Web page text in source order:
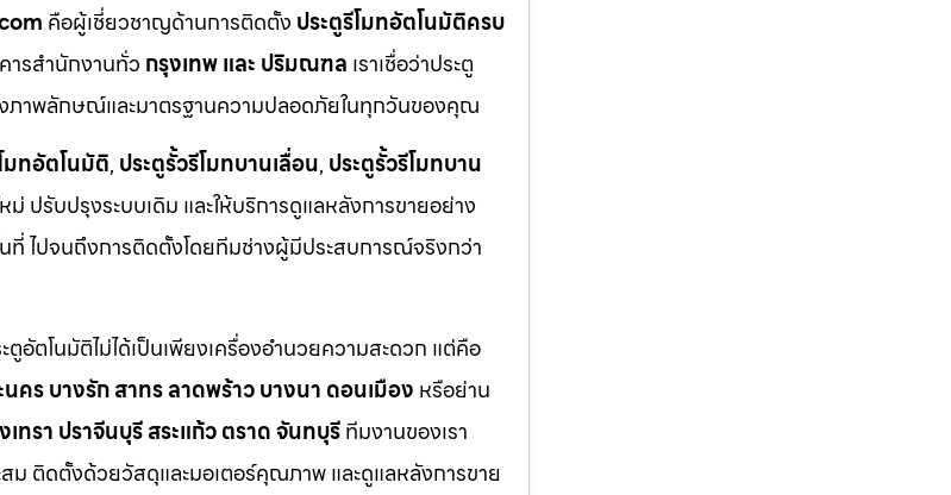
คือผู้เชี่ยวชาญด้านการติดตั้ง ประตูรีโมทอัตโนมัติครบ
ารสำนักงานทั่ว กรุงเทพ และ ปริมณฑล เราเชื่อว่าประตู
งภาพลักษณ์และมาตรฐานความปลอดภัยในทุกวันของคุณ
มทอัตโนมัติ, ประตูรั้วรีโมทบานเลื่อน, ประตูรั้วรีโมทบาน
ม่ ปรับปรุงระบบเดิม และให้บริการดูแลหลังการขายอย่าง
ที่ ไปจนถึงการติดตั้งโดยทีมช่างผู้มีประสบการณ์จริงกว่า
อัตโนมัติไม่ได้เป็นเพียงเครื่องอำนวยความสะดวก แต่คือ
นคร บางรัก สาทร ลาดพร้าว บางนา ดอนเมือง หรือย่าน
ทรา ปราจีนบุรี สระแก้ว ตราด จันทบุรีทีมงานของเรา
ติดตั้งด้วยวัสดุและมอเตอร์คุณภาพ และดูแลหลังการขาย